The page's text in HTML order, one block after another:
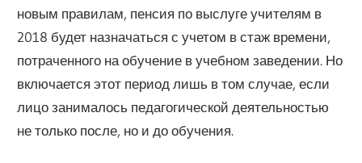
новым правилам, пенсия по выслуге учителям в
2018 будет назначаться с учетом в стаж времени,
потраченного на обучение в учебном заведении. Но
включается этот период лишь в том случае, если
лицо занималось педагогической деятельностью
не только после, но и до обучения.